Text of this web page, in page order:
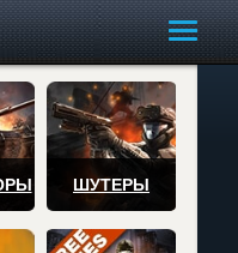
ШУТЕРЫ